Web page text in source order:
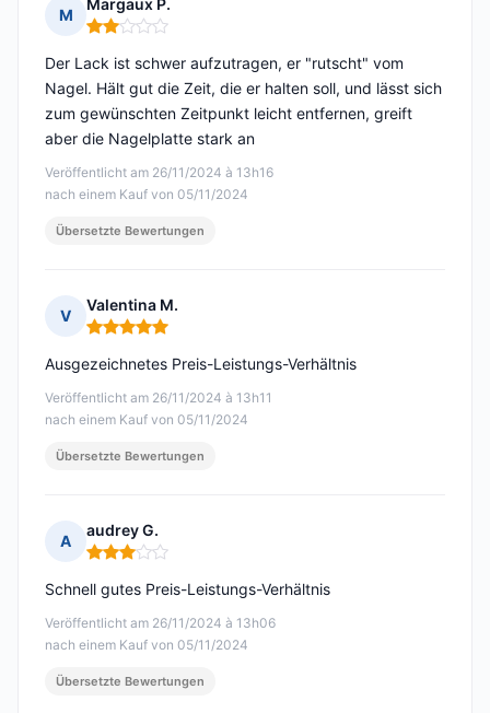
M
Margaux P.
Hinweis: 2 von 5
Veröffentlicht am 26/11/2024 à 13h16
nach einem Kauf von 05/11/2024
Der Lack ist schwer aufzutragen, er "rutscht" vom
Nagel. Hält gut die Zeit, die er halten soll, und lässt sich
zum gewünschten Zeitpunkt leicht entfernen, greift
aber die Nagelplatte stark an
Übersetzte Bewertungen
V
Valentina M.
Hinweis: 5 von 5
Veröffentlicht am 26/11/2024 à 13h11
nach einem Kauf von 05/11/2024
Ausgezeichnetes Preis-Leistungs-Verhältnis
Übersetzte Bewertungen
A
audrey G.
Hinweis: 3 von 5
Veröffentlicht am 26/11/2024 à 13h06
nach einem Kauf von 05/11/2024
Schnell gutes Preis-Leistungs-Verhältnis
Übersetzte Bewertungen